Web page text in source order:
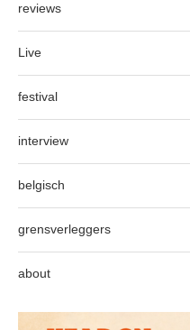
reviews
Live
festival
interview
belgisch
grensverleggers
about